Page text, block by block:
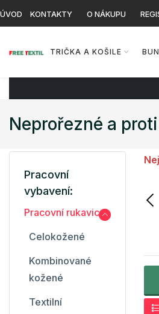
ÚVOD KONTAKTY O NÁKUPU
TRIČKA A KOŠILE
Neprořezné a
Ochranné pracovní
rukavice CROPPER
MASTER Cerva
418 Kč 357 Kč
Pracovní
vybavení:
Pracovní rukavice
Celokožené
Kombinované
kožené
Textilní